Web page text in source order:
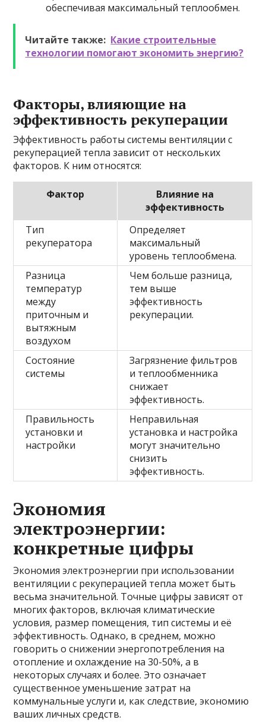
обеспечивая максимальный теплообмен.
Читайте также: Какие строительные
технологии помогают экономить энергию?
Факторы, влияющие на
эффективность рекуперации
Эффективность работы системы вентиляции с
рекуперацией тепла зависит от нескольких
факторов. К ним относятся:
Фактор
Влияние на
эффективность
Тип
рекуператора
Определяет
максимальный
уровень теплообмена.
Разница
температур
между
приточным и
вытяжным
воздухом
Чем больше разница,
тем выше
эффективность
рекуперации.
Состояние
системы
Загрязнение фильтров
и теплообменника
снижает
эффективность.
Правильность
установки и
настройки
Неправильная
установка и настройка
могут значительно
снизить
эффективность.
Экономия
электроэнергии:
конкретные цифры
Экономия электроэнергии при использовании
вентиляции с рекуперацией тепла может быть
весьма значительной. Точные цифры зависят от
многих факторов, включая климатические
условия, размер помещения, тип системы и её
эффективность. Однако, в среднем, можно
говорить о снижении энергопотребления на
отопление и охлаждение на 30-50%, а в
некоторых случаях и более. Это означает
существенное уменьшение затрат на
коммунальные услуги и, как следствие, экономию
ваших личных средств.